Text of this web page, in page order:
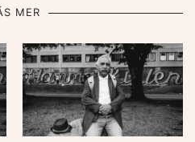
MER